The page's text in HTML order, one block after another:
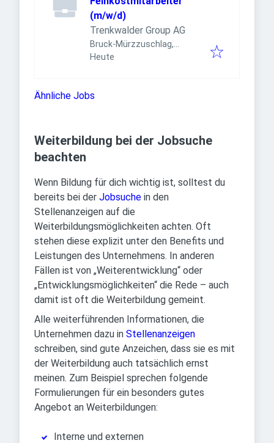
(m/w/d)
Trenkwalder Group AG
Bruck-Mürzzuschlag,
Österreich
Veröffentlicht
Heute
Ähnliche Jobs
Weiterbildung bei der Jobsuche
beachten
Wenn Bildung für dich wichtig ist, solltest du
bereits bei der Jobsuche in den
Stellenanzeigen auf die
Weiterbildungsmöglichkeiten achten. Oft
stehen diese explizit unter den Benefits und
Leistungen des Unternehmens. In anderen
Fällen ist von „Weiterentwicklung“ oder
„Entwicklungsmöglichkeiten“ die Rede – auch
damit ist oft die Weiterbildung gemeint.
Alle weiterführenden Informationen, die
Unternehmen dazu in Stellenanzeigen
schreiben, sind gute Anzeichen, dass sie es mit
der Weiterbildung auch tatsächlich ernst
meinen. Zum Beispiel sprechen folgende
Formulierungen für ein besonders gutes
Angebot an Weiterbildungen:
Interne und externen